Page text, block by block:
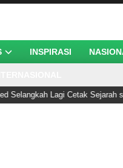
INSPIRASI
Lagi Cetak Sejarah